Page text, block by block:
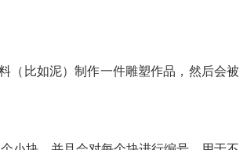
（比如泥）制作一件雕塑作品，然后会被